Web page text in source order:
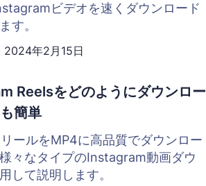
ビデオを速くダウンロード
す。
2024年2月15日
Reelsをどのようにダウンロー
簡単
ールをMP4に高品質でダウンロー
々なタイプのInstagram動画ダウ
して説明します。